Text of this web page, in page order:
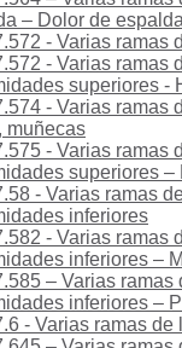
– Dolor de
- Varias ramas
- Varias ramas
superiores -
- Varias ramas
muñecas
- Varias ramas
superiores –
- Varias ramas
inferiores
- Varias ramas
inferiores –
– Varias
inferiores –
- Varias ramas